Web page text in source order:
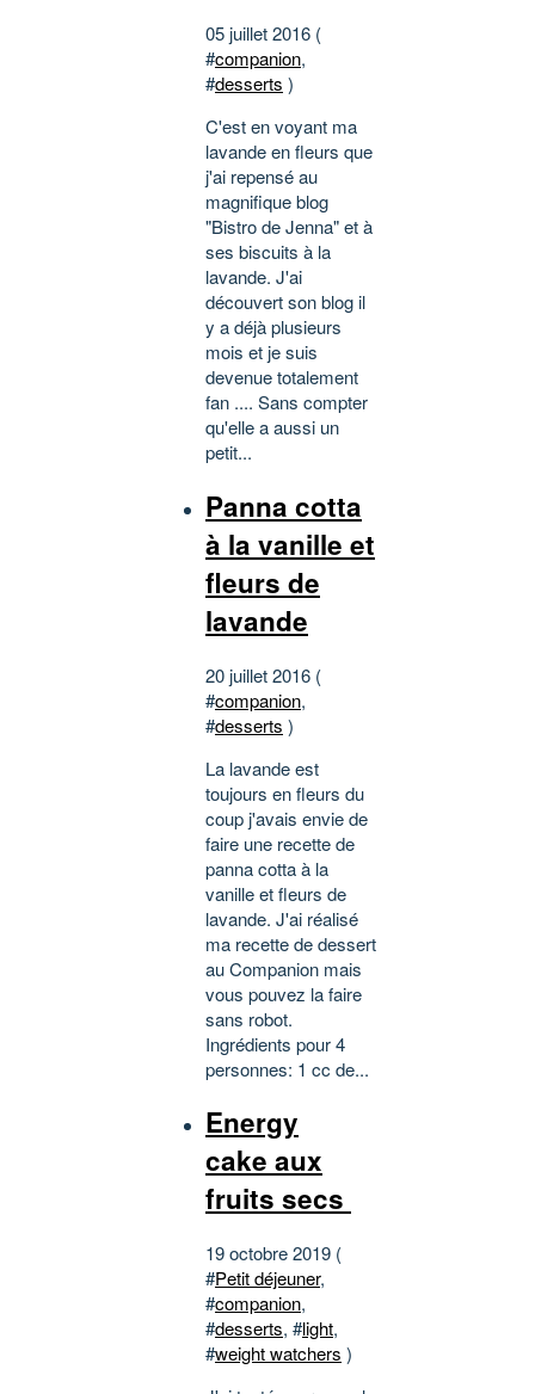
05 juillet 2016 (
#companion,
#desserts )
C'est en voyant ma
lavande en fleurs que
j'ai repensé au
magnifique blog
"Bistro de Jenna" et à
ses biscuits à la
lavande. J'ai
découvert son blog il
y a déjà plusieurs
mois et je suis
devenue totalement
fan .... Sans compter
qu'elle a aussi un
petit...
Panna cotta
à la vanille et
fleurs de
lavande
20 juillet 2016 (
#companion,
#desserts )
La lavande est
toujours en fleurs du
coup j'avais envie de
faire une recette de
panna cotta à la
vanille et fleurs de
lavande. J'ai réalisé
ma recette de dessert
au Companion mais
vous pouvez la faire
sans robot.
Ingrédients pour 4
personnes: 1 cc de...
Energy
cake aux
fruits secs
19 octobre 2019 (
#Petit déjeuner,
#companion,
#desserts, #light,
#weight watchers )